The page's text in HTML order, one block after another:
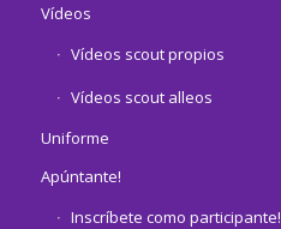
Vídeos
Vídeos scout propios
Vídeos scout alleos
Uniforme
Apúntante!
Inscríbete como participante!